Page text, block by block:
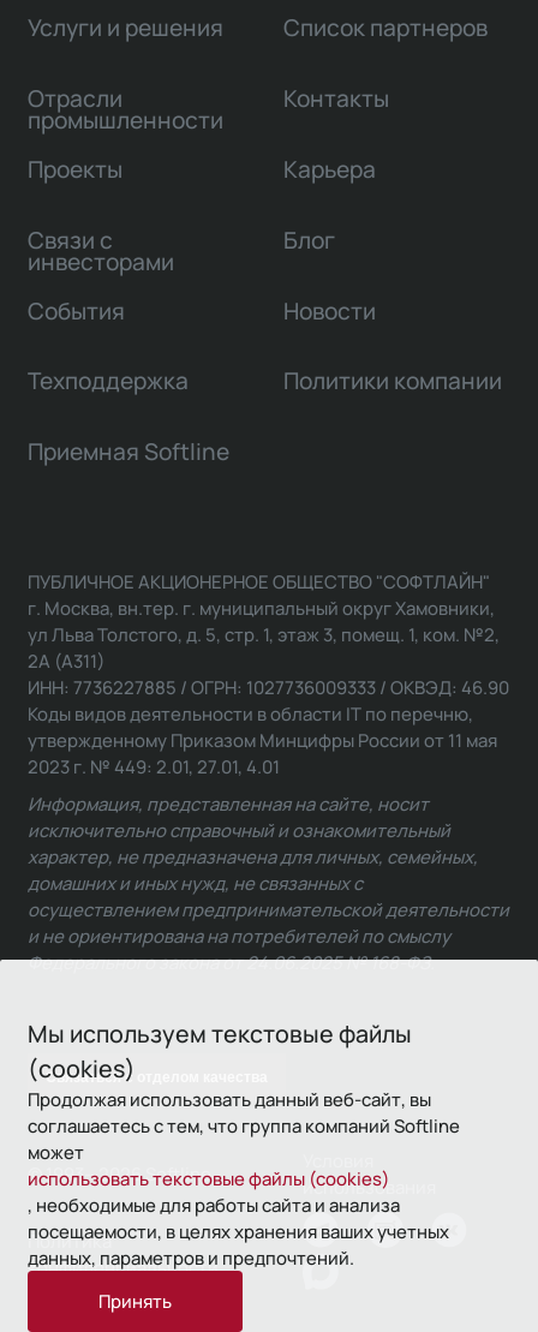
Мы используем текстовые файлы
(cookies)
Продолжая использовать данный веб-сайт, вы
соглашаетесь с тем, что группа компаний Softline
может
использовать текстовые файлы (cookies)
, необходимые для работы сайта и анализа
посещаемости, в целях хранения ваших учетных
данных, параметров и предпочтений.
Принять
Услуги и решения
Отрасли
промышленности
Проекты
Связи с
инвесторами
Список партнеров
Контакты
Карьера
Блог
События Новости
Техподдержка Политики компании
Приемная Softline
Связаться с отделом качества
ПУБЛИЧНОЕ АКЦИОНЕРНОЕ ОБЩЕСТВО "СОФТЛАЙН"
г. Москва, вн.тер. г. муниципальный округ Хамовники,
ул Льва Толстого, д. 5, стр. 1, этаж 3, помещ. 1, ком. №2,
2А (А311)
ИНН: 7736227885 / ОГРН: 1027736009333 / ОКВЭД: 46.90
Коды видов деятельности в области IT по перечню,
утвержденному Приказом Минцифры России от 11 мая
2023 г. № 449: 2.01, 27.01, 4.01
Информация, представленная на сайте, носит
исключительно справочный и ознакомительный
характер, не предназначена для личных, семейных,
домашних и иных нужд, не связанных с
осуществлением предпринимательской деятельности
и не ориентирована на потребителей по смыслу
Федерального закона от 24.06.2025 № 168-ФЗ.
© 1993—2026 Softline
использования
Политика
конфиденциальности